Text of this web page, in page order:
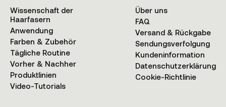
Wissenschaft der
Haarfasern
Anwendung
Farben & Zubehör
Tägliche Routine
Vorher & Nachher
Produktlinien
Video-Tutorials
Über uns
FAQ
Versand & Rückgabe
Sendungsverfolgung
Kundeninformation
Datenschutzerklärung
Cookie-Richtlinie